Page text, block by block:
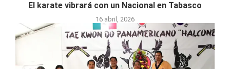
El karate vibrará con un Nacional en Tabasco
16 abril, 2026